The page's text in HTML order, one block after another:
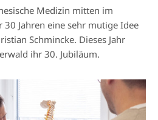
Medizin mitten im
Jahren eine sehr mutige Idee
Schmincke. Dieses Jahr
ihr 30. Jubiläum.